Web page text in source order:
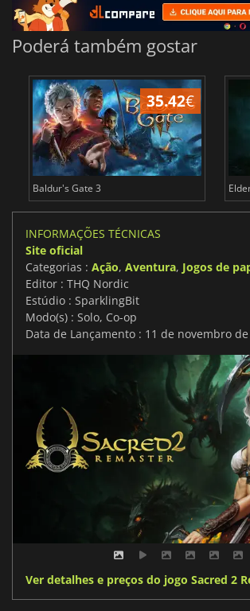
Poderá também gostar
35.42€
Baldur's Gate 3
INFORMAÇÕES TÉCNICAS
Site oficial
Categorias : Ação, Aventura, Jogos de
Editor : THQ Nordic
Estúdio : SparklingBit
Modo(s) : Solo, Co-op
Data de Lançamento : 11 de novembro
Ver detalhes e preços do jogo Sacred 2